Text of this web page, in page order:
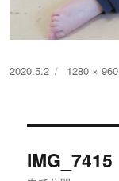
投
2020.5.2
フ
1280 × 960
IMG_7415